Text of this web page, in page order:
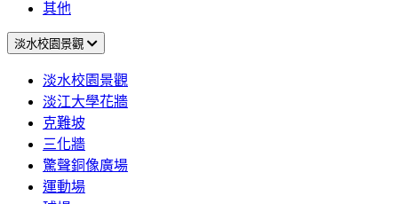
其他
淡水校園景觀
淡水校園景觀
淡江大學花牆
克難坡
三化牆
驚聲銅像廣場
運動場